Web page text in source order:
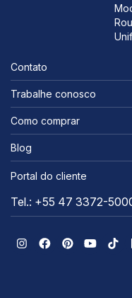
Contato
Trabalhe conosco
Como comprar
Blog
Portal do cliente
Tel.: +55 47 3372-